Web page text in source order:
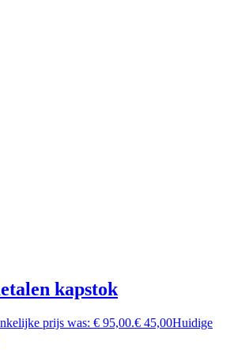
kapstok
prijs was: € 95,00.€ 45,00Huidige